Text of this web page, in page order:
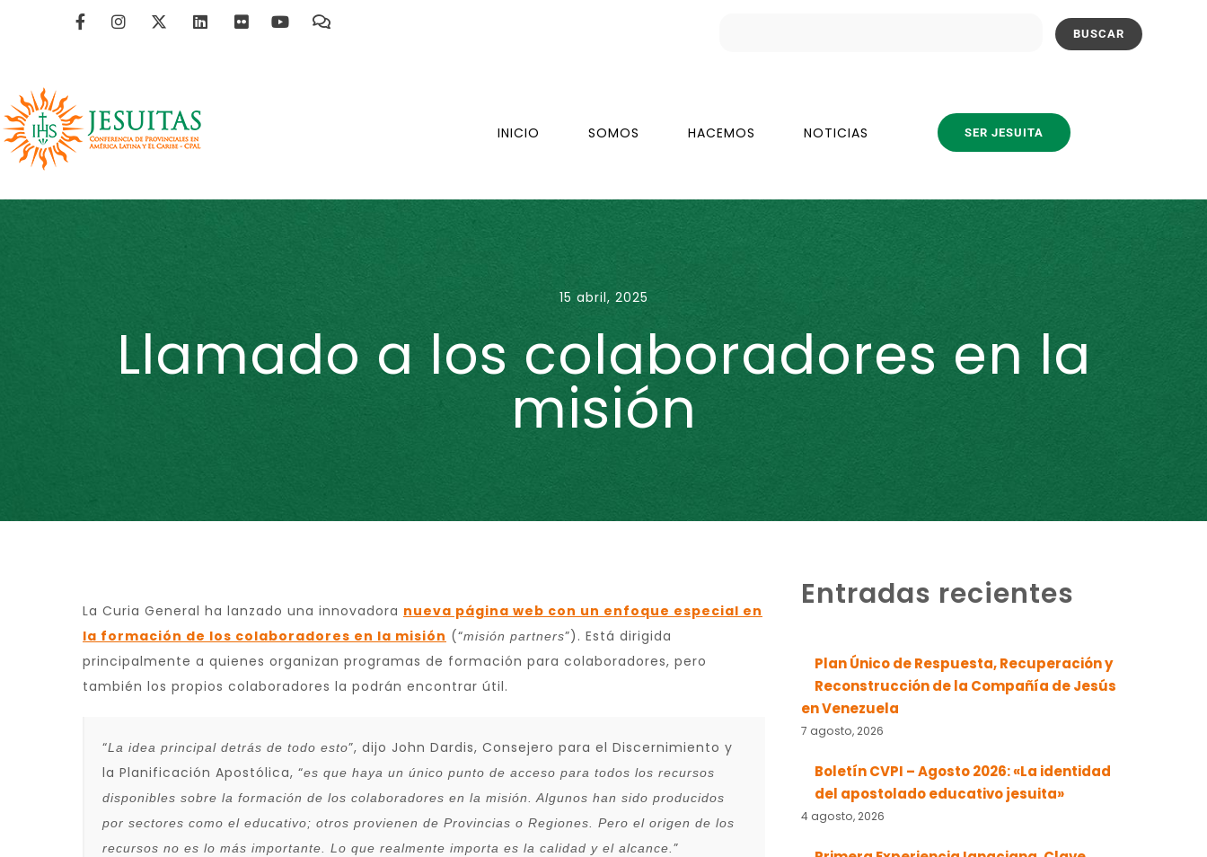
INICIO SOMOS HACEMOS NOTICIAS SER JESUITA
15 abril, 2025
Llamado a los colaboradores en la
misión
La Curia General ha lanzado una innovadora nueva página web con un enfoque especial en
la formación de los colaboradores en la misión (“misión partners”). Está dirigida
principalmente a quienes organizan programas de formación para colaboradores, pero
también los propios colaboradores la podrán encontrar útil.
“La idea principal detrás de todo esto”, dijo John Dardis, Consejero para el Discernimiento y
la Planificación Apostólica, “es que haya un único punto de acceso para todos los recursos
disponibles sobre la formación de los colaboradores en la misión. Algunos han sido producidos
por sectores como el educativo; otros provienen de Provincias o Regiones. Pero el origen de los
recursos no es lo más importante. Lo que realmente importa es la calidad y el alcance. ”
Entradas recientes
Plan Único de Respuesta, Recuperación y
Reconstrucción de la Compañía de Jesús
en Venezuela
7 agosto, 2026
Boletín CVPI – Agosto 2026: «La identidad
del apostolado educativo jesuita»
4 agosto, 2026